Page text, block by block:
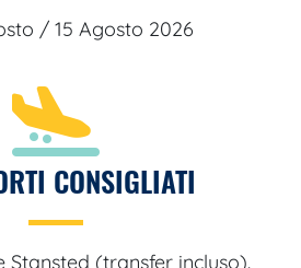
/ 15 Agosto 2026
CONSIGLIATI
(transfer incluso).